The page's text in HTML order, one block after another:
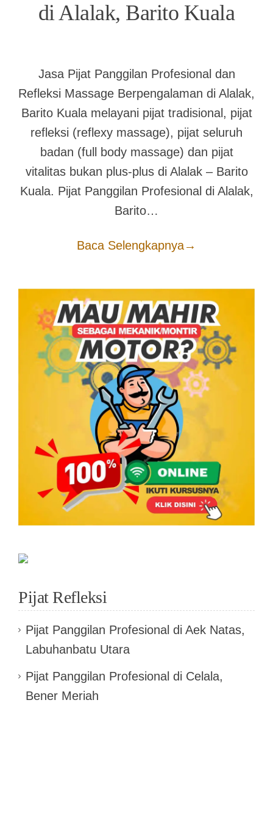
di Alalak, Barito Kuala
Jasa Pijat Panggilan Profesional dan
Refleksi Massage Berpengalaman di Alalak,
Barito Kuala melayani pijat tradisional, pijat
refleksi (reflexy massage), pijat seluruh
badan (full body massage) dan pijat
vitalitas bukan plus-plus di Alalak – Barito
Kuala. Pijat Panggilan Profesional di Alalak,
Barito…
Baca Selengkapnya→
Pijat Refleksi
Pijat Panggilan Profesional di Aek Natas,
Labuhanbatu Utara
Pijat Panggilan Profesional di Celala,
Bener Meriah